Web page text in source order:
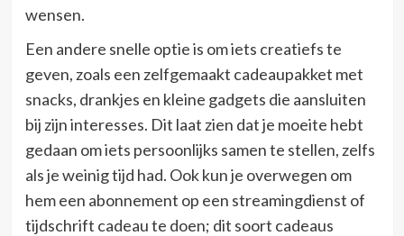
wensen.
Een andere snelle optie is om iets creatiefs te
geven, zoals een zelfgemaakt cadeaupakket met
snacks, drankjes en kleine gadgets die aansluiten
bij zijn interesses. Dit laat zien dat je moeite hebt
gedaan om iets persoonlijks samen te stellen, zelfs
als je weinig tijd had. Ook kun je overwegen om
hem een abonnement op een streamingdienst of
tijdschrift cadeau te doen; dit soort cadeaus